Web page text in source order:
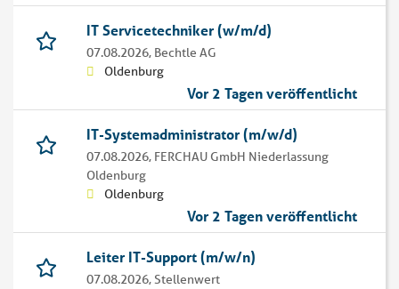
IT Servicetechniker (w/m/d)
07.08.2026, Bechtle AG
Oldenburg
Vor 2 Tagen veröffentlicht
IT-Systemadministrator (m/w/d)
07.08.2026, FERCHAU GmbH Niederlassung
Oldenburg
Oldenburg
Vor 2 Tagen veröffentlicht
Leiter IT-Support (m/w/n)
07.08.2026,Stellenwert